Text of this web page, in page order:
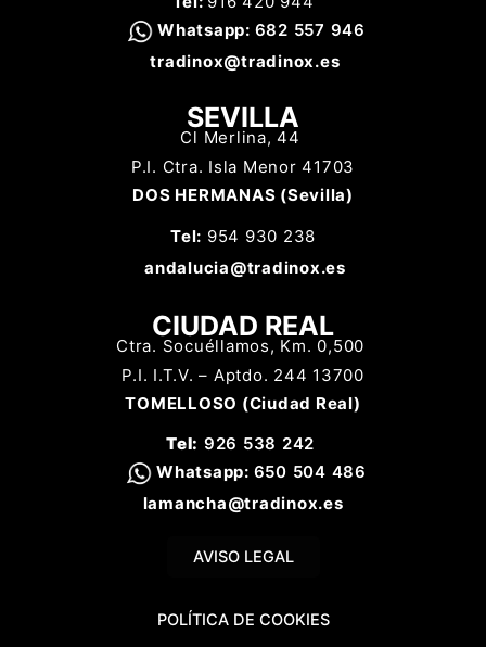
Whatsapp: 682 557 946
tradinox@tradinox.es
SEVILLA
Cl Merlina, 44
P.I. Ctra. Isla Menor 41703
DOS HERMANAS (Sevilla)
Tel: 954 930 238
andalucia@tradinox.es
CIUDAD REAL
Ctra. Socuéllamos, Km. 0,500
P.I. I.T.V. – Aptdo. 244 13700
TOMELLOSO (Ciudad Real)
Tel: 926 538 242
Whatsapp: 650 504 486
lamancha@tradinox.es
AVISO LEGAL
POLÍTICA DE COOKIES